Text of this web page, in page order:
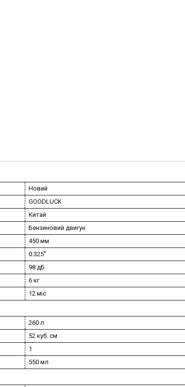
Новий
GOODLUCK
Китай
Бензиновий двигун
450 мм
0.325"
98 дБ
6 кг
12 міс
260 л
52 куб. см
1
550 мл